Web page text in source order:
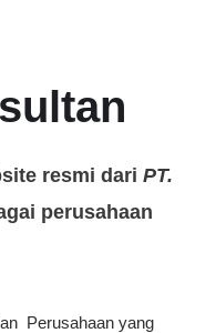
resmi dari PT.
perusahaan
Perusahaan yang